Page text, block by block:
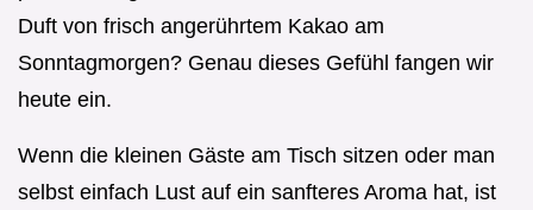
Duft von frisch angerührtem Kakao am
Sonntagmorgen? Genau dieses Gefühl fangen wir
heute ein.
Wenn die kleinen Gäste am Tisch sitzen oder man
selbst einfach Lust auf ein sanfteres Aroma hat, ist